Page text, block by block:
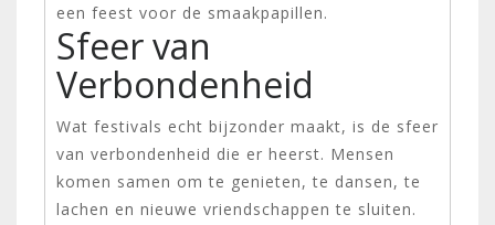
een feest voor de smaakpapillen.
Sfeer van
Verbondenheid
Wat festivals echt bijzonder maakt, is de sfeer
van verbondenheid die er heerst. Mensen
komen samen om te genieten, te dansen, te
lachen en nieuwe vriendschappen te sluiten.